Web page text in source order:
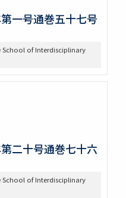
一号通巻五十七号
School of Interdisciplinary
二十号通巻七十六
School of Interdisciplinary